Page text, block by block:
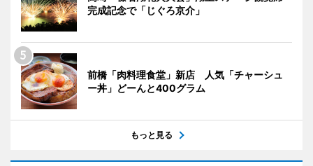
完成記念で「じぐろ京介」
前橋「肉料理食堂」新店 人気「チャーシュ
ー丼」どーんと400グラム
もっと見る